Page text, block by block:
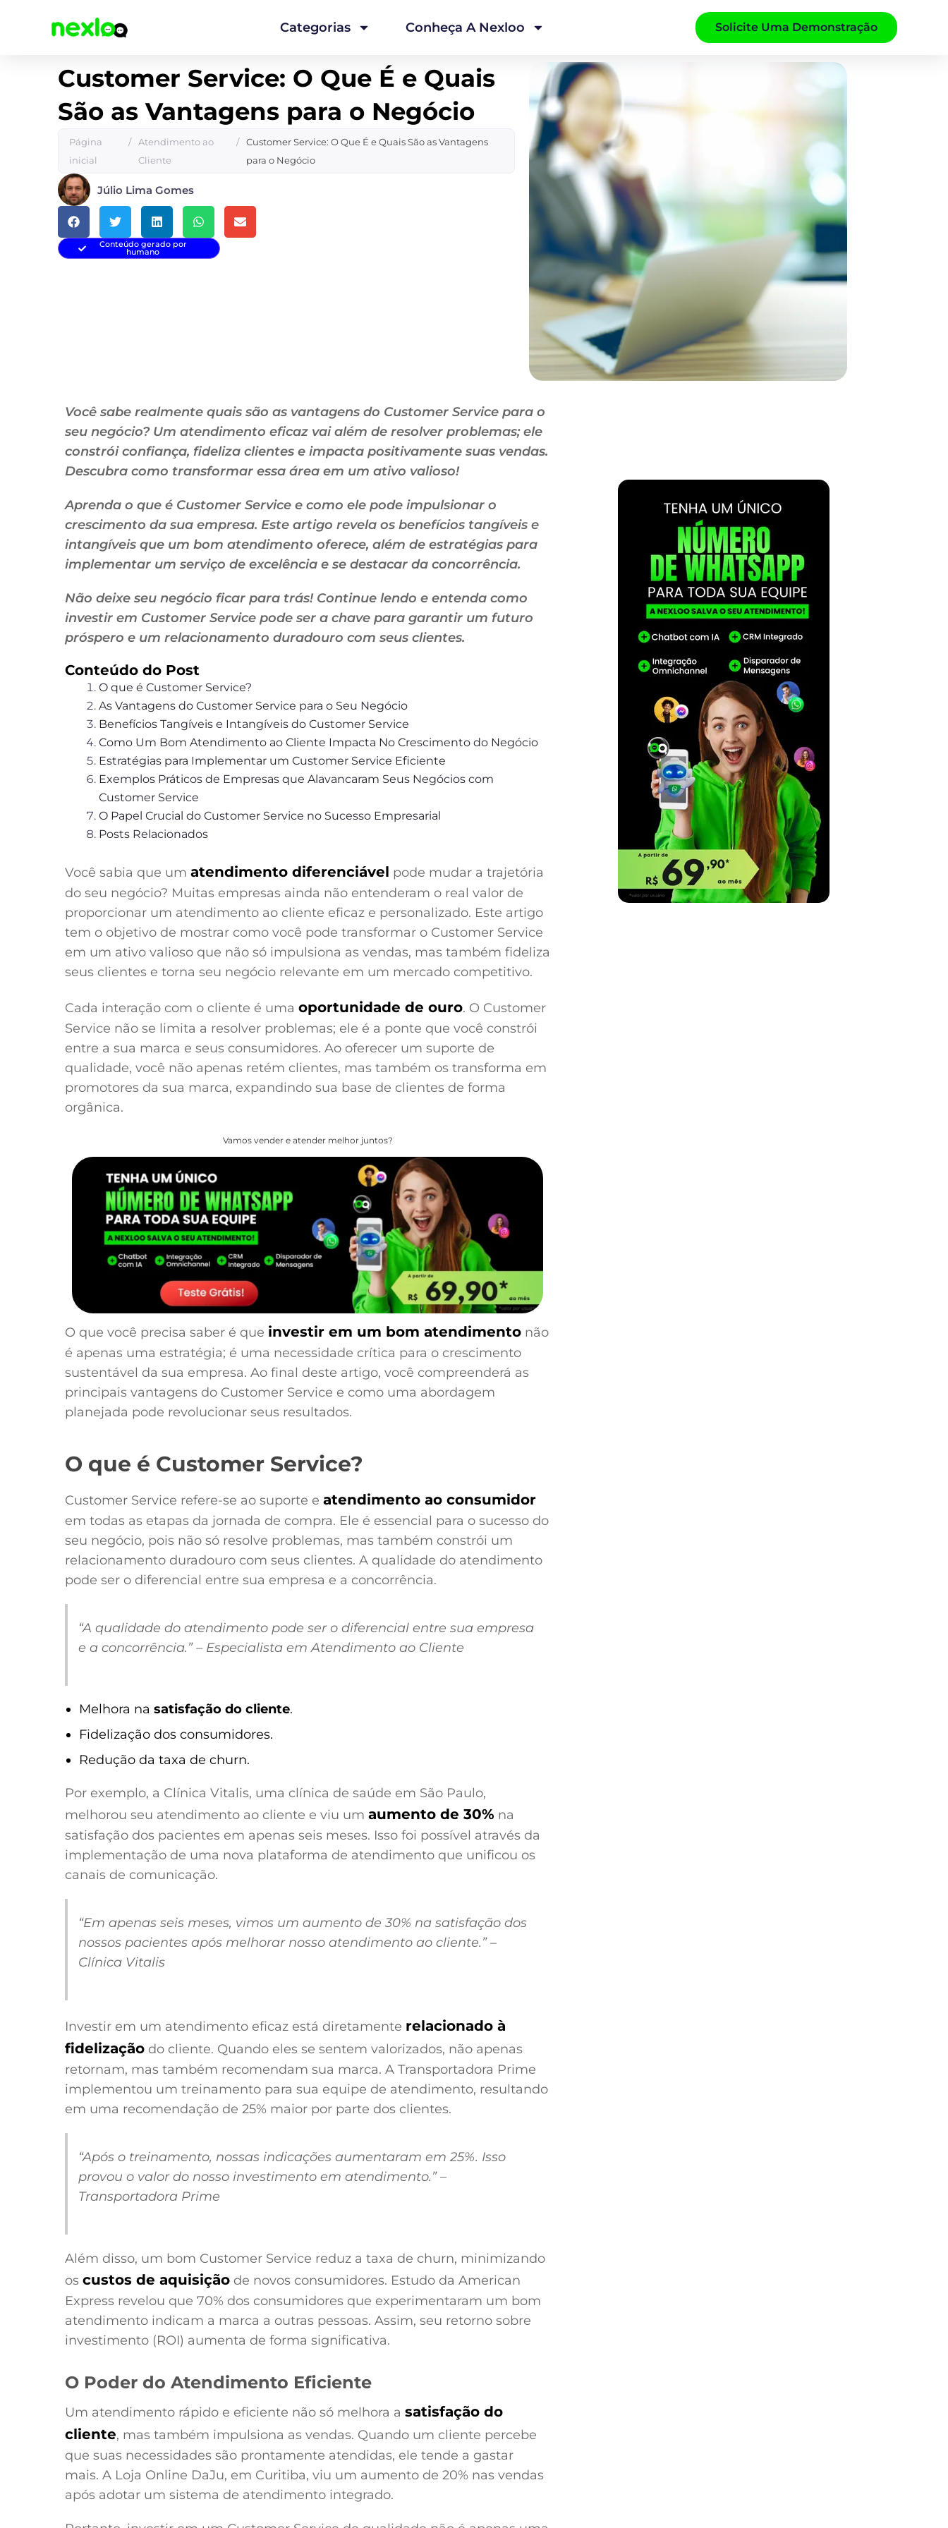
Categorias Conheça A Nexloo Solicite Uma Demonstração
Customer Service: O Que É e Quais
São as Vantagens para o Negócio
Página
inicial
/
Atendimento ao
Cliente
/
Customer Service: O Que É e Quais São as Vantagens
para o Negócio
Júlio Lima Gomes
Conteúdo gerado por
humano
Você sabe realmente quais são as vantagens do Customer Service para o
seu negócio? Um atendimento eficaz vai além de resolver problemas; ele
constrói confiança, fideliza clientes e impacta positivamente suas vendas.
Descubra como transformar essa área em um ativo valioso!
Aprenda o que é Customer Service e como ele pode impulsionar o
crescimento da sua empresa. Este artigo revela os benefícios tangíveis e
intangíveis que um bom atendimento oferece, além de estratégias para
implementar um serviço de excelência e se destacar da concorrência.
Não deixe seu negócio ficar para trás! Continue lendo e entenda como
investir em Customer Service pode ser a chave para garantir um futuro
próspero e um relacionamento duradouro com seus clientes.
Conteúdo do Post
O que é Customer Service?
As Vantagens do Customer Service para o Seu Negócio
Benefícios Tangíveis e Intangíveis do Customer Service
Como Um Bom Atendimento ao Cliente Impacta No Crescimento do Negócio
Estratégias para Implementar um Customer Service Eficiente
Exemplos Práticos de Empresas que Alavancaram Seus Negócios com
Customer Service
O Papel Crucial do Customer Service no Sucesso Empresarial
Posts Relacionados
Você sabia que um atendimento diferenciável pode mudar a trajetória
do seu negócio? Muitas empresas ainda não entenderam o real valor de
proporcionar um atendimento ao cliente eficaz e personalizado. Este artigo
tem o objetivo de mostrar como você pode transformar o Customer Service
em um ativo valioso que não só impulsiona as vendas, mas também fideliza
seus clientes e torna seu negócio relevante em um mercado competitivo.
Cada interação com o cliente é uma oportunidade de ouro. O Customer
Service não se limita a resolver problemas; ele é a ponte que você constrói
entre a sua marca e seus consumidores. Ao oferecer um suporte de
qualidade, você não apenas retém clientes, mas também os transforma em
promotores da sua marca, expandindo sua base de clientes de forma
orgânica.
Vamos vender e atender melhor juntos?
O que você precisa saber é que investir em um bom atendimento não
é apenas uma estratégia; é uma necessidade crítica para o crescimento
sustentável da sua empresa. Ao final deste artigo, você compreenderá as
principais vantagens do Customer Service e como uma abordagem
planejada pode revolucionar seus resultados.
O que é Customer Service?
Customer Service refere-se ao suporte e atendimento ao consumidor
em todas as etapas da jornada de compra. Ele é essencial para o sucesso do
seu negócio, pois não só resolve problemas, mas também constrói um
relacionamento duradouro com seus clientes. A qualidade do atendimento
pode ser o diferencial entre sua empresa e a concorrência.
“A qualidade do atendimento pode ser o diferencial entre sua empresa
e a concorrência.” – Especialista em Atendimento ao Cliente
Melhora na satisfação do cliente.
Fidelização dos consumidores.
Redução da taxa de churn.
Por exemplo, a Clínica Vitalis, uma clínica de saúde em São Paulo,
melhorou seu atendimento ao cliente e viu um aumento de 30% na
satisfação dos pacientes em apenas seis meses. Isso foi possível através da
implementação de uma nova plataforma de atendimento que unificou os
canais de comunicação.
“Em apenas seis meses, vimos um aumento de 30% na satisfação dos
nossos pacientes após melhorar nosso atendimento ao cliente.” –
Clínica Vitalis
Investir em um atendimento eficaz está diretamente relacionado à
fidelização do cliente. Quando eles se sentem valorizados, não apenas
retornam, mas também recomendam sua marca. A Transportadora Prime
implementou um treinamento para sua equipe de atendimento, resultando
em uma recomendação de 25% maior por parte dos clientes.
“Após o treinamento, nossas indicações aumentaram em 25%. Isso
provou o valor do nosso investimento em atendimento.” –
Transportadora Prime
Além disso, um bom Customer Service reduz a taxa de churn, minimizando
os custos de aquisição de novos consumidores. Estudo da American
Express revelou que 70% dos consumidores que experimentaram um bom
atendimento indicam a marca a outras pessoas. Assim, seu retorno sobre
investimento (ROI) aumenta de forma significativa.
O Poder do Atendimento Eficiente
Um atendimento rápido e eficiente não só melhora a satisfação do
cliente, mas também impulsiona as vendas. Quando um cliente percebe
que suas necessidades são prontamente atendidas, ele tende a gastar
mais. A Loja Online DaJu, em Curitiba, viu um aumento de 20% nas vendas
após adotar um sistema de atendimento integrado.